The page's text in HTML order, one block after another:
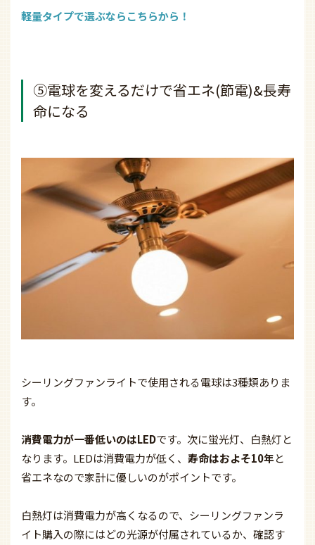
軽量タイプで選ぶならこちらから！
⑤電球を変えるだけで省エネ(節電)&長寿
命になる
シーリングファンライトで使用される電球は3種類ありま
す。
消費電力が一番低いのはLEDです。次に蛍光灯、白熱灯と
なります。LEDは消費電力が低く、 寿命はおよそ10年と
省エネなので家計に優しいのがポイントです。
白熱灯は消費電力が高くなるので、シーリングファンラ
イト購入の際にはどの光源が付属されているか、確認す